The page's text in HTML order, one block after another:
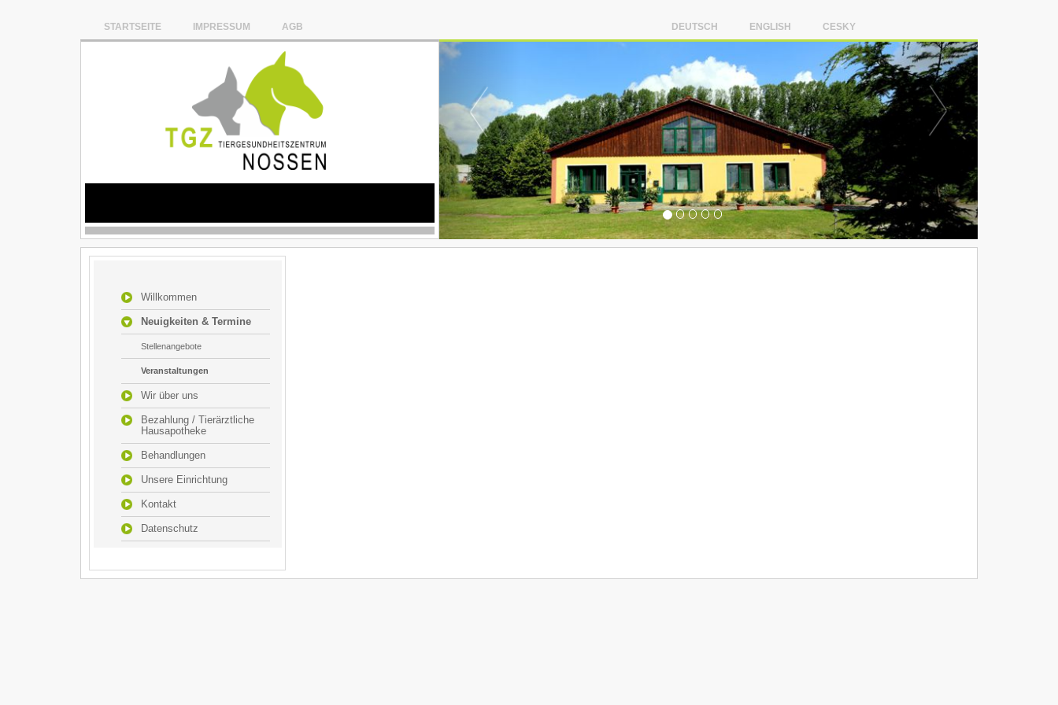
STARTSEITE IMPRESSUM AGB DEUTSCH ENGLISH CESKY
Willkommen
Neuigkeiten & Termine
Stellenangebote
Veranstaltungen
Wir über uns
Bezahlung / Tierärztliche
Hausapotheke
Behandlungen
Unsere Einrichtung
Kontakt
Datenschutz